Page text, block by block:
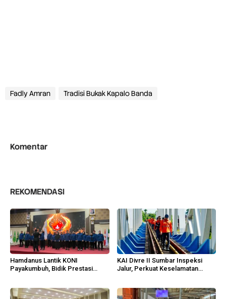
Fadly Amran Tradisi Bukak Kapalo Banda
Komentar
REKOMENDASI
Hamdanus Lantik KONI
Payakumbuh, Bidik Prestasi
KAI Divre II Sumbar Inspeksi
Jalur, Perkuat Keselamatan